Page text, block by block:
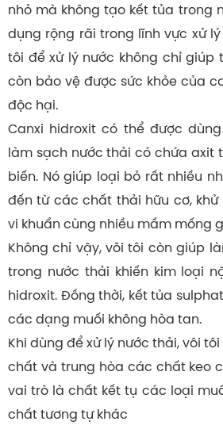
nhỏ mà không tạo kết tủa trong
dụng rộng rãi trong lĩnh vực xử
tôi để xử lý nước không chỉ giúp
còn bảo vệ được sức khỏe của
độc hại.
Canxi hidroxit có thể được
làm sạch nước thải có chứa axit
biến. Nó giúp loại bỏ rất nhiều
đến từ các chất thải hữu cơ, khử
vi khuẩn cùng nhiều mầm mống
Không chỉ vậy, vôi tôi còn giúp
trong nước thải khiến kim loại
hidroxit. Đồng thời, kết tủa
các dạng muối không hòa tan.
Khi dùng để xử lý nước thải, vôi
chất và trung hòa các chất keo
vai trò là chất kết tụ các loại
chất tương tự khác